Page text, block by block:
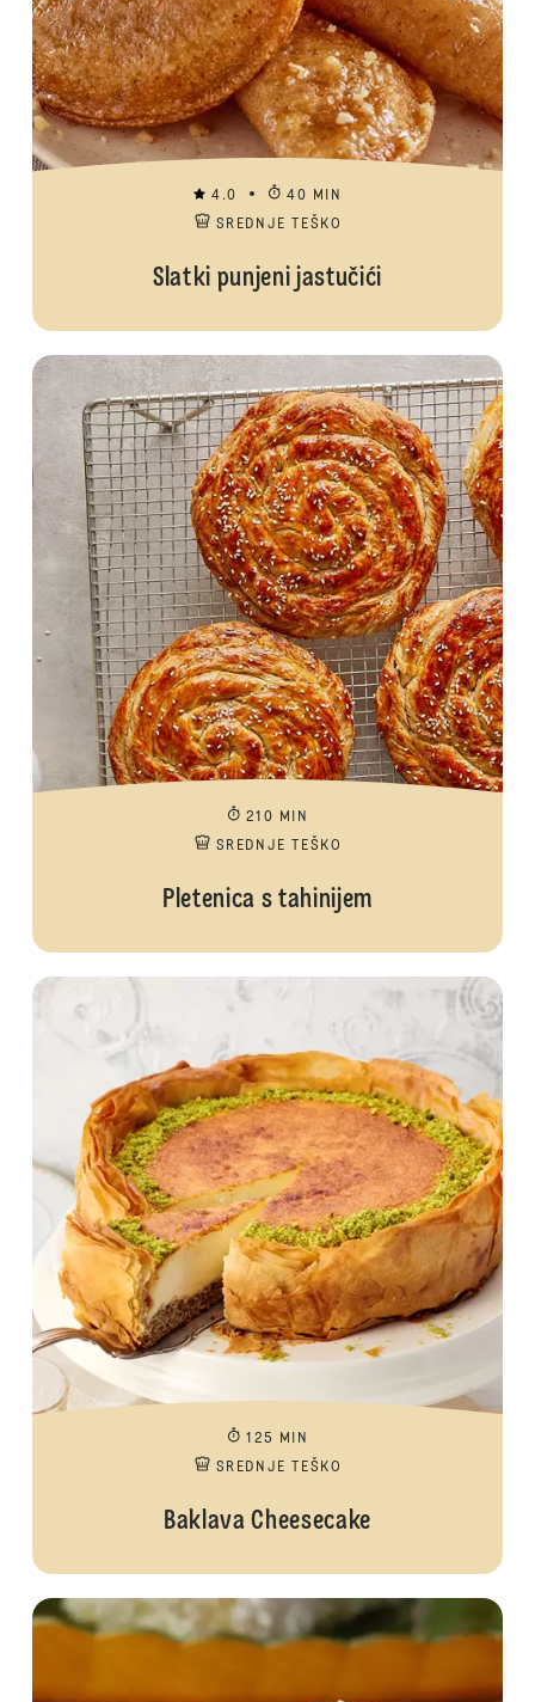
4.0
40 MIN
SREDNJE TEŠKO
Slatki punjeni jastučići
210 MIN
SREDNJE TEŠKO
Pletenica s tahinijem
125 MIN
SREDNJE TEŠKO
Baklava Cheesecake